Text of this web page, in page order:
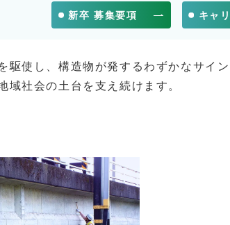
新卒 募集要項 キャ
使し、構造物が発するわずかなサイン
社会の土台を支え続けます。